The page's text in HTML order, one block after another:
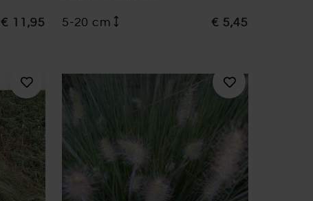
€ 11,95 5-20 cm € 5,45